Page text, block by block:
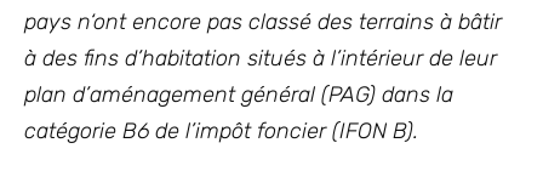
pays n‘ont encore pas classé des terrains à bâtir
à des fins d’habitation situés à l’intérieur de leur
plan d’aménagement général (PAG) dans la
catégorie B6 de l’impôt foncier (IFON B).